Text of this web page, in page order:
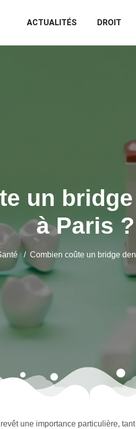
ACTUALITÉS DROIT
un
à Paris ?
Combien coûte un bridge
une importance particulière,